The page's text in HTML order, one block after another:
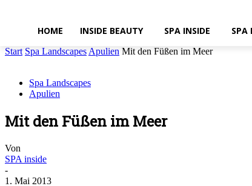
HOME INSIDE BEAUTY SPA INSIDE SPA
Start Spa Landscapes Apulien Mit den Füßen im Meer
Spa Landscapes
Apulien
Mit den Füßen im Meer
Von
SPA inside
-
1. Mai 2013